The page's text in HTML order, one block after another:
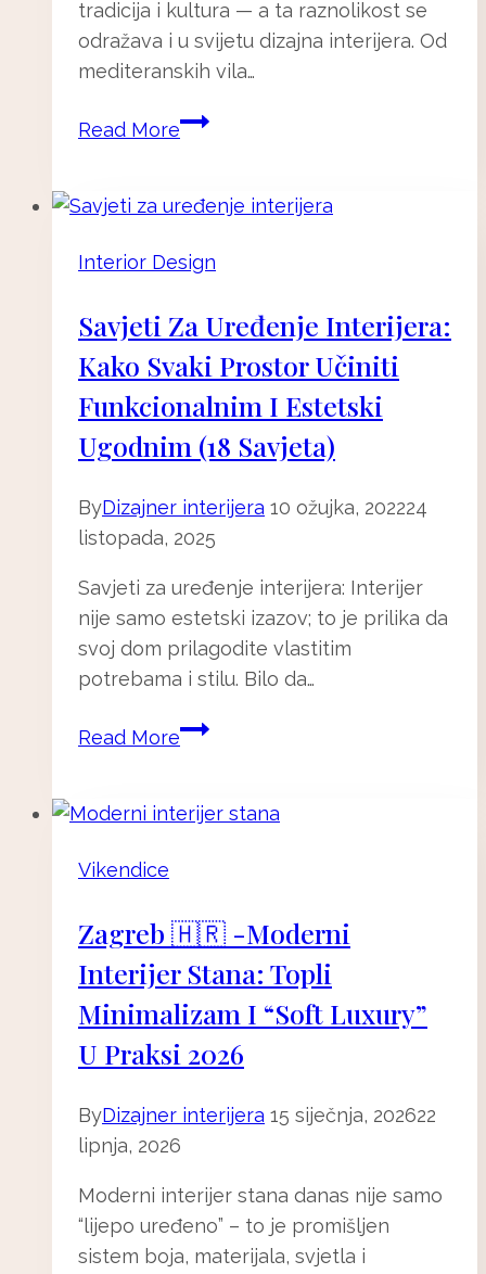
tradicija i kultura — a ta raznolikost se
odražava i u svijetu dizajna interijera. Od
mediteranskih vila…
Read MoreDizajn
stilovi
oblikuju
i
identitet
Interior Design
Savjeti Za Uređenje Interijera:
Kako Svaki Prostor Učiniti
Funkcionalnim I Estetski
Ugodnim (18 Savjeta)
ByDizajner interijera 10 ožujka, 202224
listopada, 2025
Savjeti za uređenje interijera: Interijer
nije samo estetski izazov; to je prilika da
svoj dom prilagodite vlastitim
potrebama i stilu. Bilo da…
Read MoreSavjeti
interijera:
učiniti
funkcionalnim
estetski
ugodnim
savjeta)
Vikendice
Zagreb 🇭🇷 -Moderni
Interijer Stana: Topli
Minimalizam I “soft Luxury”
U Praksi 2026
ByDizajner interijera 15 siječnja, 202622
lipnja, 2026
Moderni interijer stana danas nije samo
“lijepo uređeno” – to je promišljen
sistem boja, materijala, svjetla i